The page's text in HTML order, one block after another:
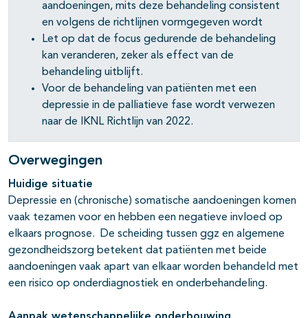
aandoeningen, mits deze behandeling consistent
en volgens de richtlijnen vormgegeven wordt
Let op dat de focus gedurende de behandeling
kan veranderen, zeker als effect van de
behandeling uitblijft.
Voor de behandeling van patiënten met een
depressie in de palliatieve fase wordt verwezen
naar de IKNL Richtlijn van 2022.
Overwegingen
Huidige situatie
Depressie en (chronische) somatische aandoeningen komen
vaak tezamen voor en hebben een negatieve invloed op
elkaars prognose. De scheiding tussen ggz en algemene
gezondheidszorg betekent dat patiënten met beide
aandoeningen vaak apart van elkaar worden behandeld met
een risico op onderdiagnostiek en onderbehandeling.